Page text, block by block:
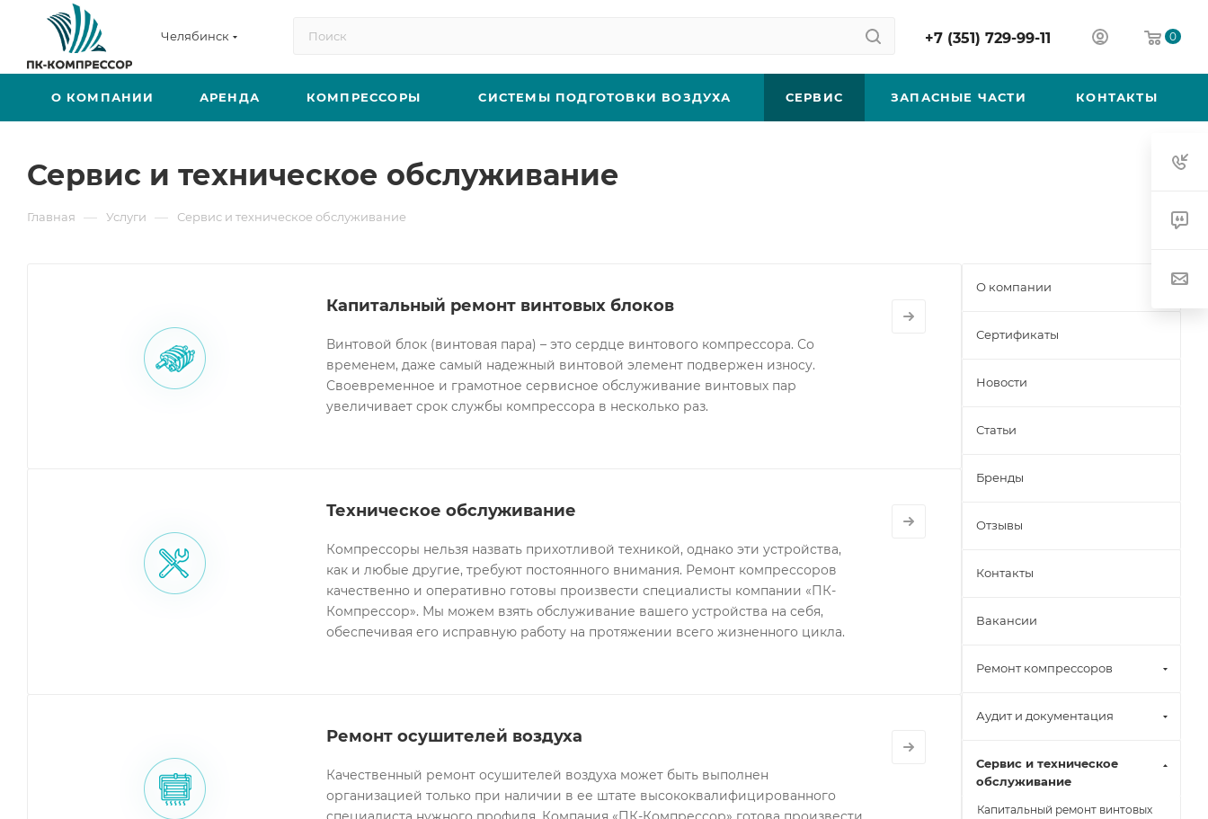
Челябинск +7 (351) 729-99-11 0
О КОМПАНИИ АРЕНДА КОМПРЕССОРЫ СИСТЕМЫ ПОДГОТОВКИ ВОЗДУХА СЕРВИС ЗАПАСНЫЕ ЧАСТИ КОНТАКТЫ
Сервис и техническое обслуживание
Главная — Услуги — Сервис и техническое обслуживание
Капитальный ремонт винтовых блоков
Винтовой блок (винтовая пара) – это сердце винтового компрессора. Со
временем, даже самый надежный винтовой элемент подвержен износу.
Своевременное и грамотное сервисное обслуживание винтовых пар
увеличивает срок службы компрессора в несколько раз.
Техническое обслуживание
Компрессоры нельзя назвать прихотливой техникой, однако эти устройства,
как и любые другие, требуют постоянного внимания. Ремонт компрессоров
качественно и оперативно готовы произвести специалисты компании «ПК-
Компрессор». Мы можем взять обслуживание вашего устройства на себя,
обеспечивая его исправную работу на протяжении всего жизненного цикла.
Ремонт осушителей воздуха
Качественный ремонт осушителей воздуха может быть выполнен
организацией только при наличии в ее штате высококвалифицированного
О компании
Сертификаты
Новости
Статьи
Бренды
Отзывы
Контакты
Вакансии
Ремонт компрессоров
Аудит и документация
Сервис и техническое
обслуживание
Капитальный ремонт винтовых